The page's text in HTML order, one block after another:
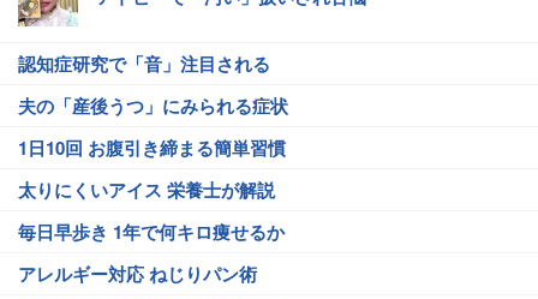
認知症研究で「音」注目される
夫の「産後うつ」にみられる症状
1日10回 お腹引き締まる簡単習慣
太りにくいアイス 栄養士が解説
毎日早歩き 1年で何キロ痩せるか
アレルギー対応 ねじりパン術